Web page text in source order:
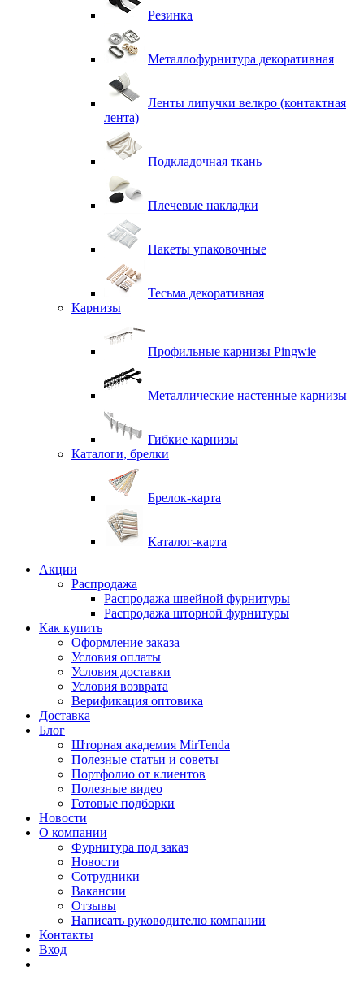
Резинка
Металлофурнитура декоративная
Ленты липучки велкро (контактная
лента)
Подкладочная ткань
Плечевые накладки
Пакеты упаковочные
Тесьма декоративная
Карнизы
Профильные карнизы Pingwie
Металлические настенные карнизы
Гибкие карнизы
Каталоги, брелки
Брелок-карта
Каталог-карта
Акции
Распродажа
Распродажа швейной фурнитуры
Распродажа шторной фурнитуры
Как купить
Оформление заказа
Условия оплаты
Условия доставки
Условия возврата
Верификация оптовика
Доставка
Блог
Шторная академия MirTenda
Полезные статьи и советы
Портфолио от клиентов
Полезные видео
Готовые подборки
Новости
О компании
Фурнитура под заказ
Новости
Сотрудники
Вакансии
Отзывы
Написать руководителю компании
Контакты
Вход